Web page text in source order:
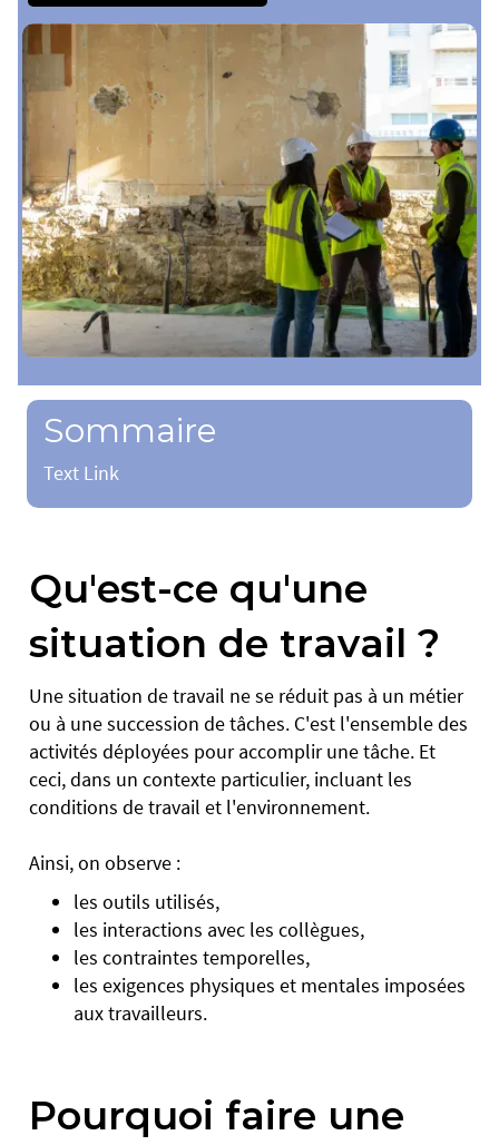
Sommaire
Text Link
Qu'est-ce qu'une
situation de travail ?
Une situation de travail ne se réduit pas à un métier
ou à une succession de tâches. C'est l'ensemble des
activités déployées pour accomplir une tâche. Et
ceci, dans un contexte particulier, incluant les
conditions de travail et l'environnement.
Ainsi, on observe :
les outils utilisés,
les interactions avec les collègues,
les contraintes temporelles,
les exigences physiques et mentales imposées
aux travailleurs.
Pourquoi faire une